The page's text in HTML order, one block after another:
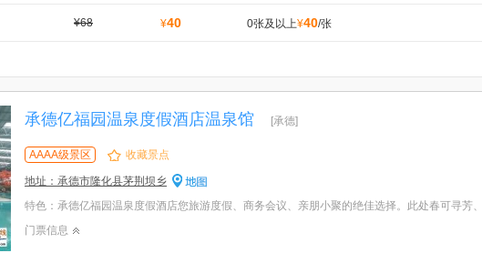
¥68 ¥40 0张及以上¥40/张
承德亿福园温泉度假酒店温泉馆 [承德]
AAAA级景区 收藏景点
地址：承德市隆化县茅荆坝乡
门票信息